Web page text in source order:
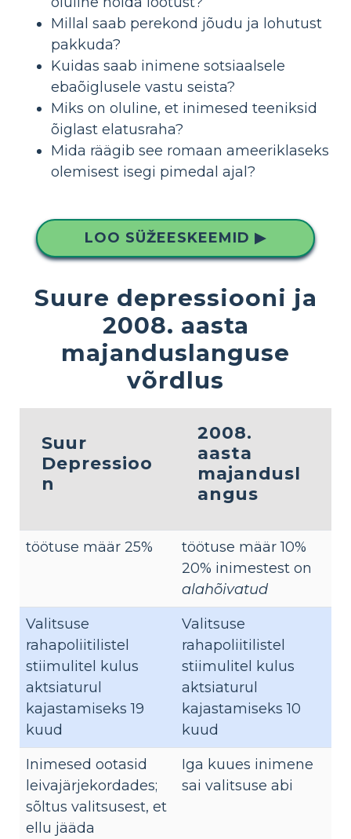
Millal saab perekond jõudu ja lohutust
pakkuda?
Kuidas saab inimene sotsiaalsele
ebaõiglusele vastu seista?
Miks on oluline, et inimesed teeniksid
õiglast elatusraha?
Mida räägib see romaan ameeriklaseks
olemisest isegi pimedal ajal?
LOO SÜŽEESKEEMID ▶
Suure depressiooni ja
2008. aasta
majanduslanguse
võrdlus
Suur
Depressioo
n
2008.
aasta
majandusl
angus
töötuse määr 25%
töötuse määr 10%
20% inimestest on
alahõivatud
Valitsuse
rahapoliitilistel
stiimulitel kulus
aktsiaturul
kajastamiseks 19
kuud
Valitsuse
rahapoliitilistel
stiimulitel kulus
aktsiaturul
kajastamiseks 10
kuud
Inimesed ootasid
leivajärjekordades;
sõltus valitsusest, et
ellu jääda
Iga kuues inimene
sai valitsuse abi